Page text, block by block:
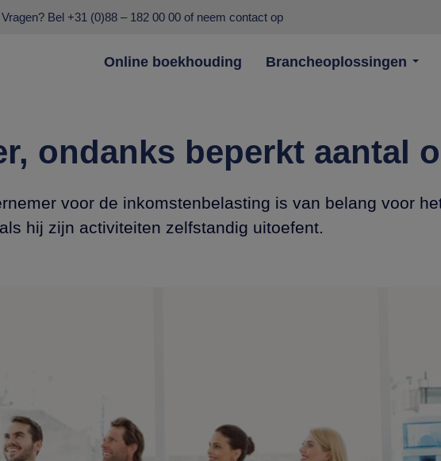
Vragen? Bel +31 (0)88 – 182 00 00 of neem contact op
Online boekhouding Brancheoplossingen
ondanks beperkt aantal
voor de inkomstenbelasting is van belang voor
hij zijn activiteiten zelfstandig uitoefent.